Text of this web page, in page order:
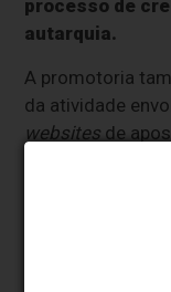
processo de
autarquia.
A promotoria
da atividade
websites de
* O conteúdo de
realizá-lo. Nos